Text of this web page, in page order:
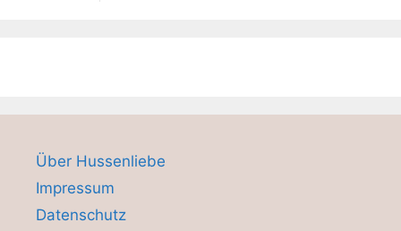
Über Hussenliebe
Impressum
Datenschutz